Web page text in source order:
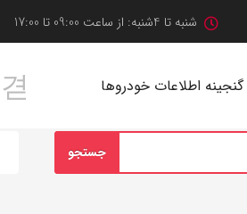
شنبه تا 4شنبه: از ساعت 09:00 تا 17:00
گنجینه اطلاعات خودروها
جستجو